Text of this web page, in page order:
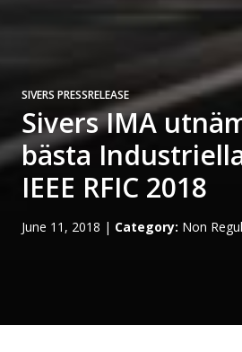
SIVERS PRESSRELEASE
Sivers IMA
bästa
IEEE RFIC 2018
June 11, 2018 | Category: Non